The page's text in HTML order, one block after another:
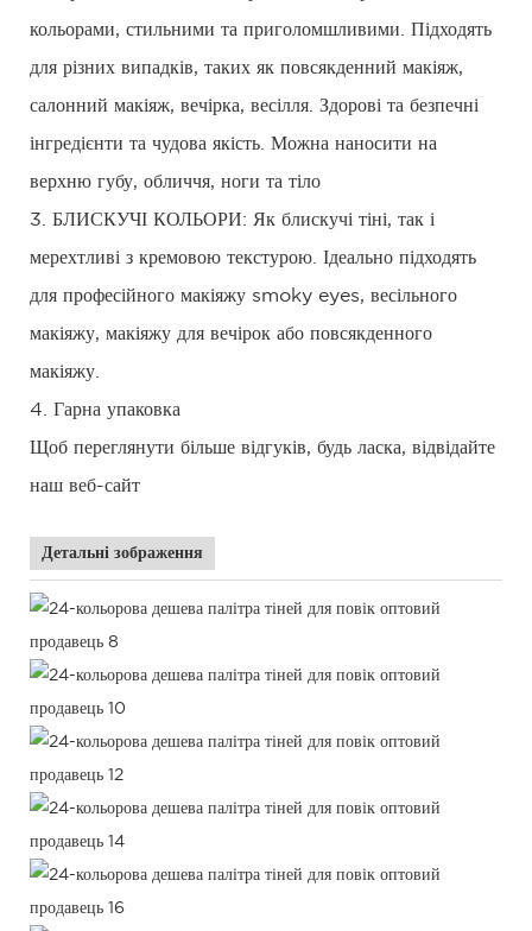
кольорами, стильними та приголомшливими. Підходять
для різних випадків, таких як повсякденний макіяж,
салонний макіяж, вечірка, весілля. Здорові та безпечні
інгредієнти та чудова якість. Можна наносити на
верхню губу, обличчя, ноги та тіло
3. БЛИСКУЧІ КОЛЬОРИ: Як блискучі тіні, так і
мерехтливі з кремовою текстурою. Ідеально підходять
для професійного макіяжу smoky eyes, весільного
макіяжу, макіяжу для вечірок або повсякденного
макіяжу.
4. Гарна упаковка
Щоб переглянути більше відгуків, будь ласка, відвідайте
наш веб-сайт
Детальні зображення